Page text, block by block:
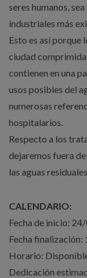
seres humanos,
industriales más
Esto es así porque
ciudad comprimida
contienen en una
usos posibles del
numerosas
hospitalarios.
Respecto a los
dejaremos fuera
las aguas residuales.
CALENDARIO:
Fecha de inicio:
Fecha
Horario:
Dedicación